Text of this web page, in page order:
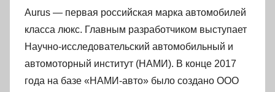
Aurus — первая российская марка автомобилей
класса люкс. Главным разработчиком выступает
Научно-исследовательский автомобильный и
автомоторный институт (НАМИ). В конце 2017
года на базе «НАМИ-авто» было создано ООО